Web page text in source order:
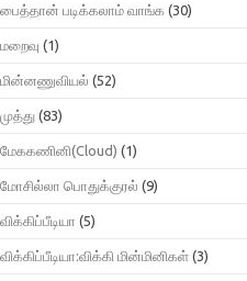
பைத்தான் படிக்கலாம் வாங்க (30)
மறைவு (1)
மின்னணுவியல் (52)
முத்து (83)
மேககணினி(Cloud) (1)
மோசில்லா பொதுக்குரல் (9)
விக்கிப்பீடியா (5)
விக்கிப்பீடியா:விக்கி மின்மினிகள் (3)